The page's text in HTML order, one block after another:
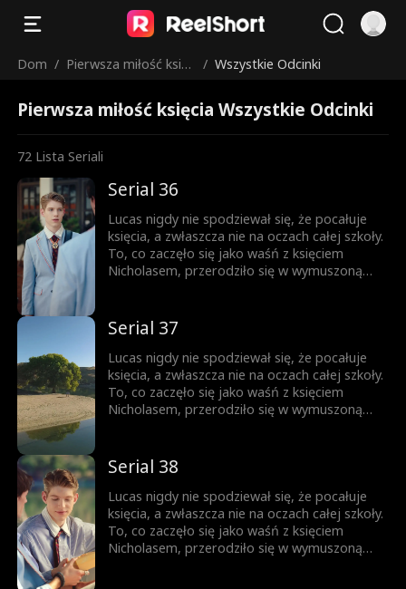
Dom / Pierwsza miłość księc
/ Wszystkie Odcinki
Pierwsza miłość księcia Wszystkie Odcinki
72 Lista Seriali
Serial 36
Lucas nigdy nie spodziewał się, że pocałuje
księcia, a zwłaszcza nie na oczach całej szkoły.
To, co zaczęło się jako waśń z księciem
Nicholasem, przerodziło się w wymuszoną
spojrzenie, każde dotknięcie dłoni zbliża ich
do siebie. Ale Nicholas jest rozdarty między
królewskim obowiązkiem a rosnącym
uczuciem do chłopca, którego kiedyś nazywał
wrogiem. Obaj boją się wyznać prawdę... Aż
do momentu, gdy nie da się jej już dłużej
Serial 37
Lucas nigdy nie spodziewał się, że pocałuje
księcia, a zwłaszcza nie na oczach całej szkoły.
To, co zaczęło się jako waśń z księciem
Nicholasem, przerodziło się w wymuszoną
spojrzenie, każde dotknięcie dłoni zbliża ich
do siebie. Ale Nicholas jest rozdarty między
królewskim obowiązkiem a rosnącym
uczuciem do chłopca, którego kiedyś nazywał
wrogiem. Obaj boją się wyznać prawdę... Aż
do momentu, gdy nie da się jej już dłużej
Serial 38
Lucas nigdy nie spodziewał się, że pocałuje
księcia, a zwłaszcza nie na oczach całej szkoły.
To, co zaczęło się jako waśń z księciem
Nicholasem, przerodziło się w wymuszoną